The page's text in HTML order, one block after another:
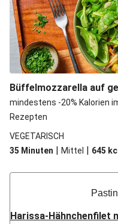
Büffelmozzarella auf
mindestens -20% Kalorien
Rezepten
VEGETARISCH
35 Minuten | Mittel | 645
Harissa-Hähnchenfilet